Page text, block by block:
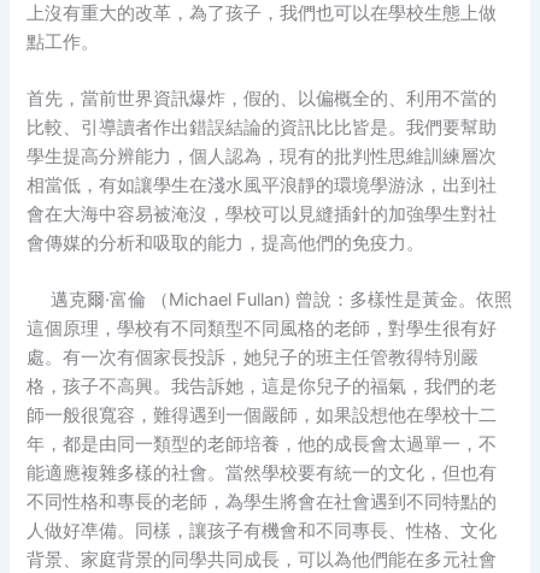
上沒有重大的改革，為了孩子，我們也可以在學校生態上做
點工作。
首先，當前世界資訊爆炸，假的、以偏概全的、利用不當的
比較、引導讀者作出錯誤結論的資訊比比皆是。我們要幫助
學生提高分辨能力，個人認為，現有的批判性思維訓練層次
相當低，有如讓學生在淺水風平浪靜的環境學游泳，出到社
會在大海中容易被淹沒，學校可以見縫插針的加強學生對社
會傳媒的分析和吸取的能力，提高他們的免疫力。
邁克爾·富倫 （Michael Fullan) 曾說：多樣性是黃金。依照
這個原理，學校有不同類型不同風格的老師，對學生很有好
處。有一次有個家長投訴，她兒子的班主任管教得特別嚴
格，孩子不高興。我告訴她，這是你兒子的福氣，我們的老
師一般很寬容，難得遇到一個嚴師，如果設想他在學校十二
年，都是由同一類型的老師培養，他的成長會太過單一，不
能適應複雜多樣的社會。當然學校要有統一的文化，但也有
不同性格和專長的老師，為學生將會在社會遇到不同特點的
人做好凖備。同樣，讓孩子有機會和不同專長、性格、文化
背景、家庭背景的同學共同成長，可以為他們能在多元社會